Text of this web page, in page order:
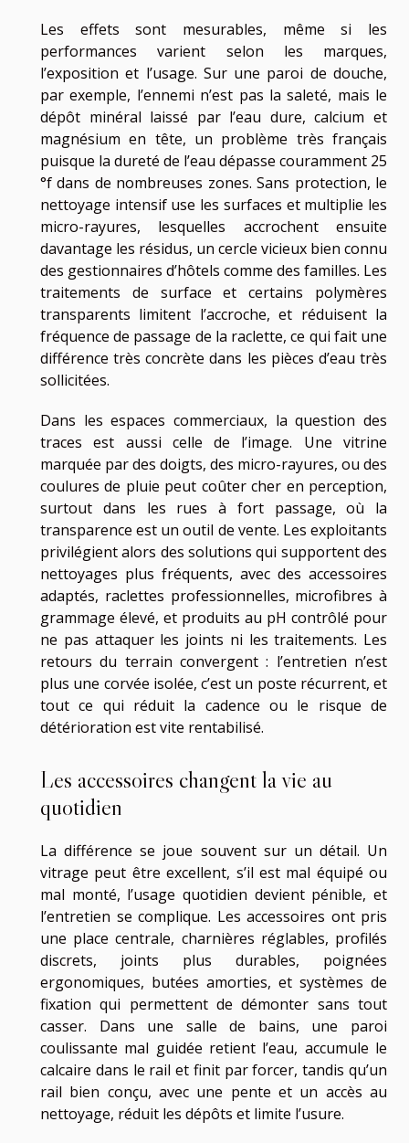
Les effets sont mesurables, même si les
performances varient selon les marques,
l’exposition et l’usage. Sur une paroi de douche,
par exemple, l’ennemi n’est pas la saleté, mais le
dépôt minéral laissé par l’eau dure, calcium et
magnésium en tête, un problème très français
puisque la dureté de l’eau dépasse couramment 25
°f dans de nombreuses zones. Sans protection, le
nettoyage intensif use les surfaces et multiplie les
micro-rayures, lesquelles accrochent ensuite
davantage les résidus, un cercle vicieux bien connu
des gestionnaires d’hôtels comme des familles. Les
traitements de surface et certains polymères
transparents limitent l’accroche, et réduisent la
fréquence de passage de la raclette, ce qui fait une
différence très concrète dans les pièces d’eau très
sollicitées.
Dans les espaces commerciaux, la question des
traces est aussi celle de l’image. Une vitrine
marquée par des doigts, des micro-rayures, ou des
coulures de pluie peut coûter cher en perception,
surtout dans les rues à fort passage, où la
transparence est un outil de vente. Les exploitants
privilégient alors des solutions qui supportent des
nettoyages plus fréquents, avec des accessoires
adaptés, raclettes professionnelles, microfibres à
grammage élevé, et produits au pH contrôlé pour
ne pas attaquer les joints ni les traitements. Les
retours du terrain convergent : l’entretien n’est
plus une corvée isolée, c’est un poste récurrent, et
tout ce qui réduit la cadence ou le risque de
détérioration est vite rentabilisé.
Les accessoires changent la vie au
quotidien
La différence se joue souvent sur un détail. Un
vitrage peut être excellent, s’il est mal équipé ou
mal monté, l’usage quotidien devient pénible, et
l’entretien se complique. Les accessoires ont pris
une place centrale, charnières réglables, profilés
discrets, joints plus durables, poignées
ergonomiques, butées amorties, et systèmes de
fixation qui permettent de démonter sans tout
casser. Dans une salle de bains, une paroi
coulissante mal guidée retient l’eau, accumule le
calcaire dans le rail et finit par forcer, tandis qu’un
rail bien conçu, avec une pente et un accès au
nettoyage, réduit les dépôts et limite l’usure.